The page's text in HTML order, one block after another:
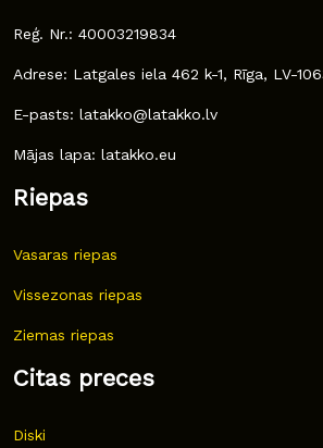
Reģ. Nr.: 40003219834
Adrese: Latgales iela 462 k-1, Rīga, LV-
E-pasts: latakko@latakko.lv
Mājas lapa: latakko.eu
Riepas
Vasaras riepas
Vissezonas riepas
Ziemas riepas
Citas preces
Diski